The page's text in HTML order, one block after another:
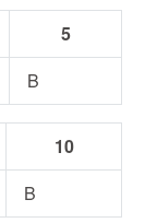
5
B
10
B